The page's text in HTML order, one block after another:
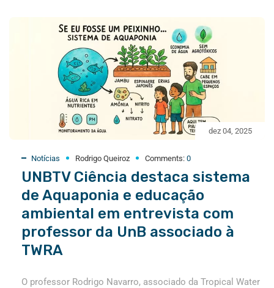
dez 04, 2025
Notícias Rodrigo Queiroz Comments: 0
UNBTV Ciência destaca sistema
de Aquaponia e educação
ambiental em entrevista com
professor da UnB associado à
TWRA
O professor Rodrigo Navarro, associado da Tropical Water